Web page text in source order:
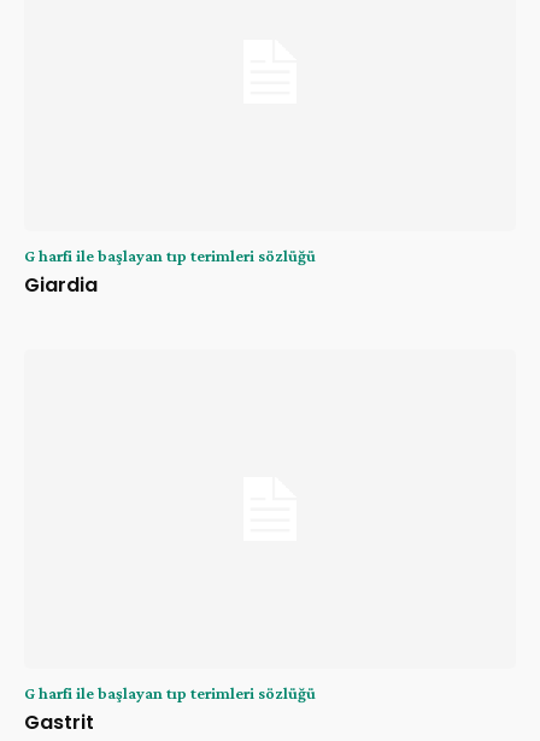
G harfi ile başlayan tıp terimleri sözlüğü
Giardia
G harfi ile başlayan tıp terimleri sözlüğü
Gastrit